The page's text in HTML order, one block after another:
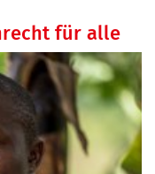
für alle